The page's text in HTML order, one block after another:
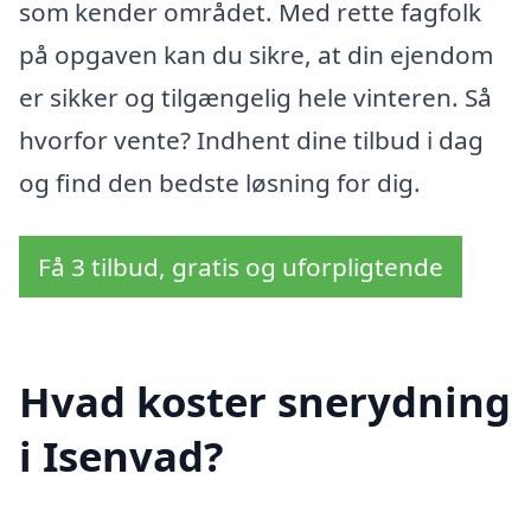
som kender området. Med rette fagfolk
på opgaven kan du sikre, at din ejendom
er sikker og tilgængelig hele vinteren. Så
hvorfor vente? Indhent dine tilbud i dag
og find den bedste løsning for dig.
Få 3 tilbud, gratis og uforpligtende
Hvad koster snerydning
i Isenvad?